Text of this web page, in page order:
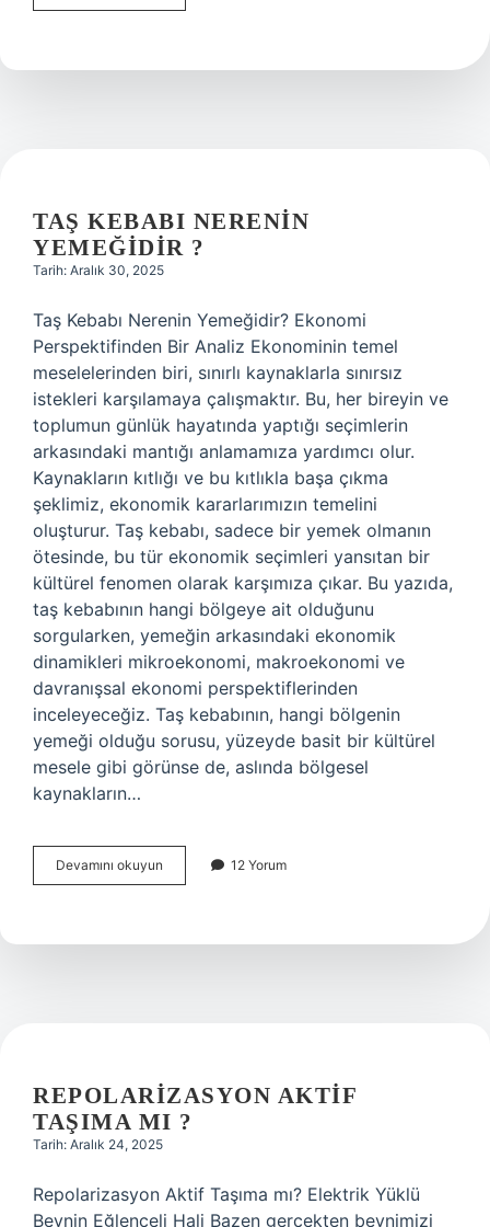
bir
kazanılmasına
TAŞ KEBABI NERENIN
YEMEĞIDIR ?
Tarih: Aralık 30, 2025
Taş Kebabı Nerenin Yemeğidir? Ekonomi
Perspektifinden Bir Analiz Ekonominin temel
meselelerinden biri, sınırlı kaynaklarla sınırsız
istekleri karşılamaya çalışmaktır. Bu, her bireyin ve
toplumun günlük hayatında yaptığı seçimlerin
arkasındaki mantığı anlamamıza yardımcı olur.
Kaynakların kıtlığı ve bu kıtlıkla başa çıkma
şeklimiz, ekonomik kararlarımızın temelini
oluşturur. Taş kebabı, sadece bir yemek olmanın
ötesinde, bu tür ekonomik seçimleri yansıtan bir
kültürel fenomen olarak karşımıza çıkar. Bu yazıda,
taş kebabının hangi bölgeye ait olduğunu
sorgularken, yemeğin arkasındaki ekonomik
dinamikleri mikroekonomi, makroekonomi ve
davranışsal ekonomi perspektiflerinden
inceleyeceğiz. Taş kebabının, hangi bölgenin
yemeği olduğu sorusu, yüzeyde basit bir kültürel
mesele gibi görünse de, aslında bölgesel
kaynakların…
Devamını okuyun
kebabı
?
12 Yorum
REPOLARIZASYON AKTIF
TAŞIMA MI ?
Tarih: Aralık 24, 2025
Repolarizasyon Aktif Taşıma mı? Elektrik Yüklü
Beynin Eğlenceli Hali Bazen gerçekten beynimizi